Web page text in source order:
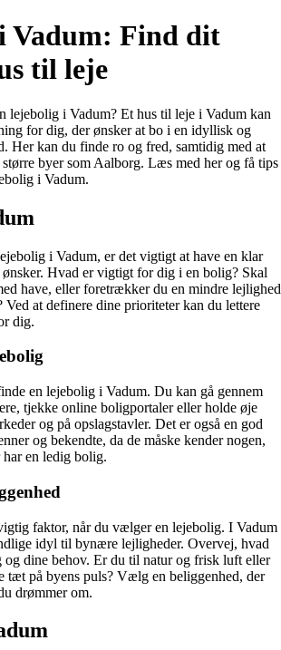
Vadum: Find dit
til leje
lejebolig i Vadum? Et hus til leje i Vadum kan
for dig, der ønsker at bo i en idyllisk og
Her kan du finde ro og fred, samtidig med at
byer som Aalborg. Læs med her og få tips
i Vadum.
i Vadum, er det vigtigt at have en klar
Hvad er vigtigt for dig i en bolig? Skal
have, eller foretrækker du en mindre lejlighed
Ved at definere dine prioriteter kan du lettere
dig.
en lejebolig i Vadum. Du kan gå gennem
tjekke online boligportaler eller holde øje
og på opslagstavler. Det er også en god
og bekendte, da de måske kender nogen,
har en ledig bolig.
faktor, når du vælger en lejebolig. I Vadum
idyl til bynære lejligheder. Overvej, hvad
og dine behov. Er du til natur og frisk luft eller
på byens puls? Vælg en beliggenhed, der
drømmer om.